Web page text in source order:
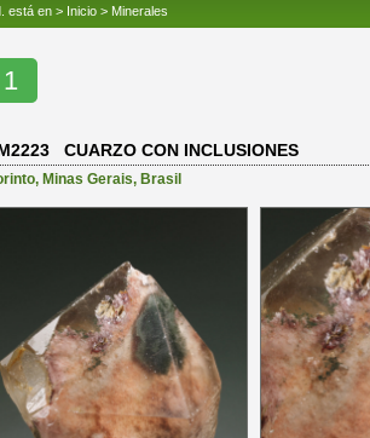
está en > Inicio > Minerales
1
CUARZO CON INCLUSIONES
, Minas Gerais, Brasil